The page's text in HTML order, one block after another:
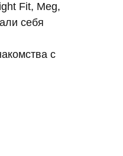
Fit, Meg,
себя
с